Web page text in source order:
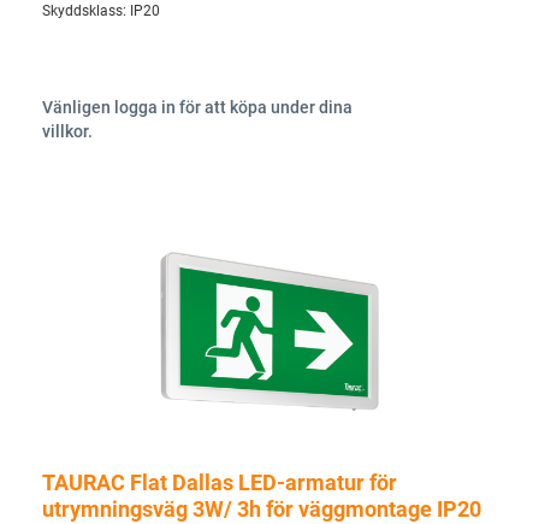
Skyddsklass: IP20
Vänligen logga in för att köpa under dina
villkor.
TAURAC Flat Dallas LED-armatur för
utrymningsväg 3W/ 3h för väggmontage IP20